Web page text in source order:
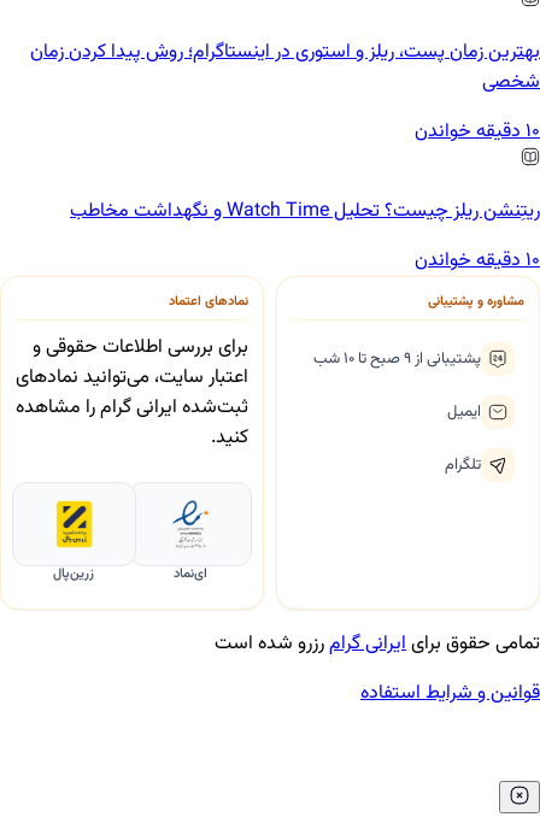
بهترین زمان پست، ریلز و استوری در اینستاگرام؛ روش پیدا کردن زمان
شخصی
10 دقیقه خواندن
ریتِنشن ریلز چیست؟ تحلیل Watch Time و نگهداشت مخاطب
10 دقیقه خواندن
مشاوره و پشتیبانی
پشتیبانی از ۹ صبح تا ۱۰ شب
ایمیل
تلگرام
نمادهای اعتماد
برای بررسی اطلاعات حقوقی و
اعتبار سایت، می‌توانید نمادهای
ثبت‌شده ایرانی گرام را مشاهده
کنید.
ای‌نماد زرین‌پال
تمامی حقوق برایایرانی گرامرزرو شده است
قوانین و شرایط استفاده